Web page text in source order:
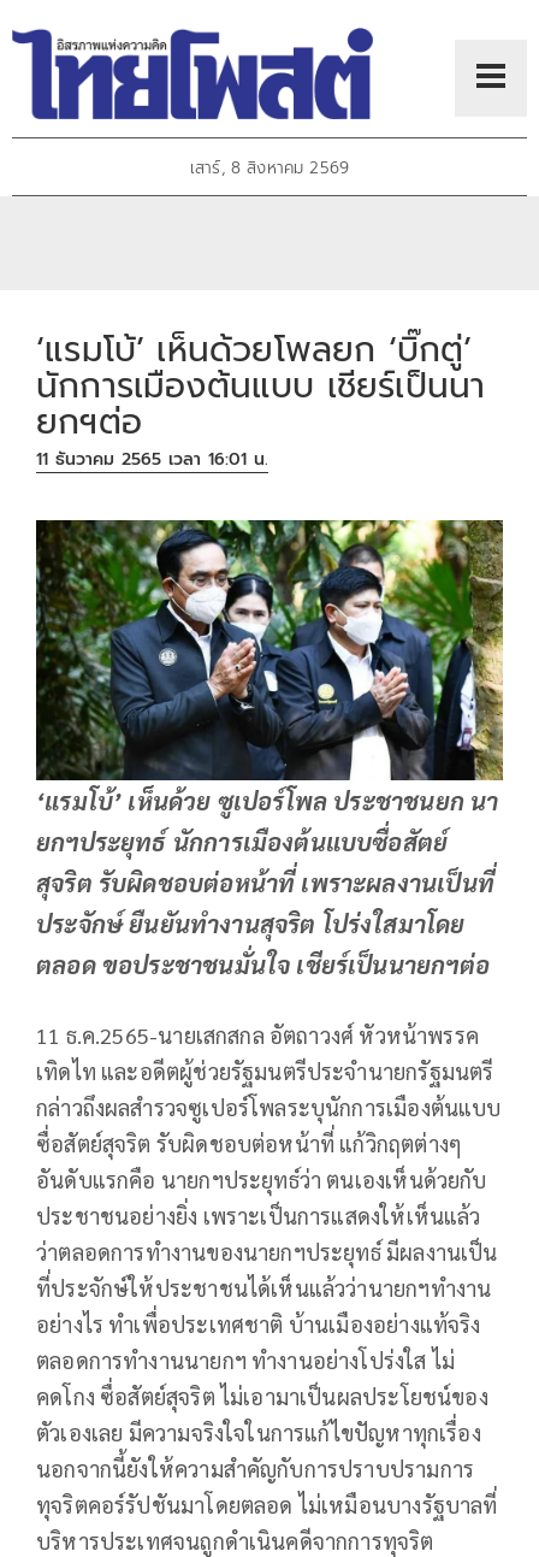
เสาร์, 8 สิงหาคม 2569
‘แรมโบ้’ เห็นด้วยโพลยก ‘บิ๊กตู่’
นักการเมืองต้นแบบ เชียร์เป็นนา
ยกฯต่อ
11 ธันวาคม 2565 เวลา 16:01 น.
‘แรมโบ้’ เห็นด้วย ซูเปอร์โพล ประชาชนยก นา
ยกฯประยุทธ์ นักการเมืองต้นแบบซื่อสัตย์
สุจริต รับผิดชอบต่อหน้าที่ เพราะผลงานเป็นที่
ประจักษ์ ยืนยันทำงานสุจริต โปร่งใสมาโดย
ตลอด ขอประชาชนมั่นใจ เชียร์เป็นนายกฯต่อ
11 ธ.ค.2565-นายเสกสกล อัตถาวงศ์ หัวหน้าพรรค
เทิดไท และอดีตผู้ช่วยรัฐมนตรีประจำนายกรัฐมนตรี
กล่าวถึงผลสำรวจซูเปอร์โพลระบุนักการเมืองต้นแบบ
ซื่อสัตย์สุจริต รับผิดชอบต่อหน้าที่ แก้วิกฤตต่างๆ
อันดับแรกคือ นายกฯประยุทธ์ว่า ตนเองเห็นด้วยกับ
ประชาชนอย่างยิ่ง เพราะเป็นการแสดงให้เห็นแล้ว
ว่าตลอดการทำงานของนายกฯประยุทธ์ มีผลงานเป็น
ที่ประจักษ์ให้ประชาชนได้เห็นแล้วว่านายกฯทำงาน
อย่างไร ทำเพื่อประเทศชาติ บ้านเมืองอย่างแท้จริง
ตลอดการทำงานนายกฯ ทำงานอย่างโปร่งใส ไม่
คดโกง ซื่อสัตย์สุจริต ไม่เอามาเป็นผลประโยชน์ของ
ตัวเองเลย มีความจริงใจในการแก้ไขปัญหาทุกเรื่อง
นอกจากนี้ยังให้ความสำคัญกับการปราบปรามการ
ทุจริตคอร์รัปชันมาโดยตลอด ไม่เหมือนบางรัฐบาลที่
บริหารประเทศจนถูกดำเนินคดีจากการทุจริต